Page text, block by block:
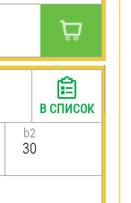
b2
30
В СПИСОК